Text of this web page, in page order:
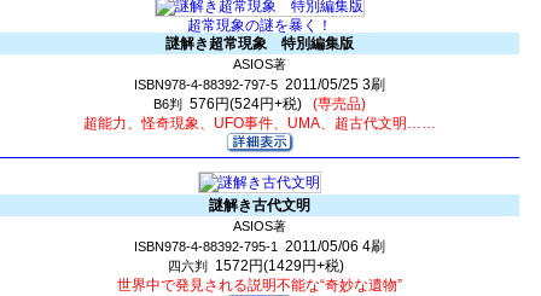
超常現象の謎を暴く！
謎解き超常現象 特別編集版
ASIOS著
ISBN978-4-88392-797-52011/05/25 3刷
B6判 576円(524円+税)(専売品)
超能力、怪奇現象、UFO事件、UMA、超古代文明……
謎解き古代文明
ASIOS著
ISBN978-4-88392-795-12011/05/06 4刷
四六判
1572円(1429円+税)
世界中で発見される説明不能な“奇妙な遺物”